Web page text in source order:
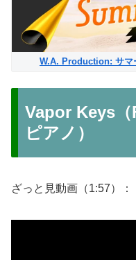
W.A. Production: サマ
Vapor Keys
ピアノ）
ざっと見動画（1:57）：